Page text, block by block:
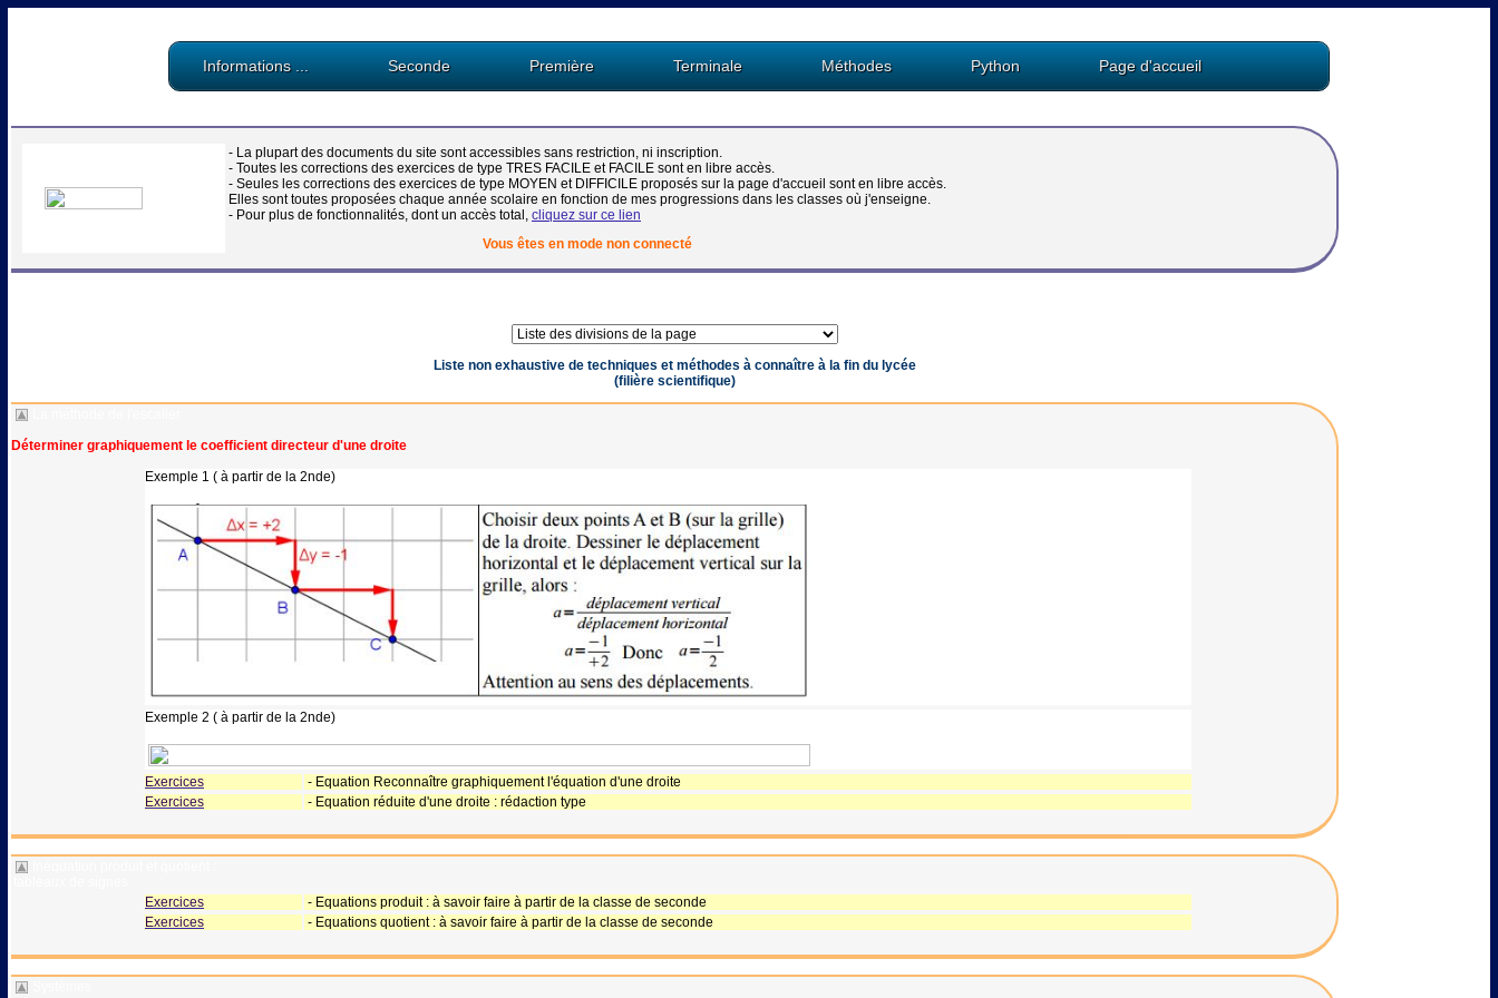
Informations ... Seconde Première Terminale Méthodes Python Page d'accueil
- La plupart des documents du site sont accessibles sans restriction, ni inscription.
- Toutes les corrections des exercices de type TRES FACILE et FACILE sont en libre accès.
- Seules les corrections des exercices de type MOYEN et DIFFICILE proposés sur la page d'accueil sont en libre accès.
Elles sont toutes proposées chaque année scolaire en fonction de mes progressions dans les classes où j'enseigne.
- Pour plus de fonctionnalités, dont un accès total, cliquez sur ce lien
Vous êtes en mode non connecté
Liste non exhaustive de techniques et méthodes à connaître à la fin du lycée
(filière scientifique)
Déterminer graphiquement le coefficient directeur d'une droite
Exemple 1 ( à partir de la 2nde)
Exemple 2 ( à partir de la 2nde)
Exercices
- Equation Reconnaître graphiquement l'équation d'une droite
Exercices
- Equation réduite d'une droite : rédaction type
Exercices
- Equations produit : à savoir faire à partir de la classe de seconde
Exercices
- Equations quotient : à savoir faire à partir de la classe de seconde